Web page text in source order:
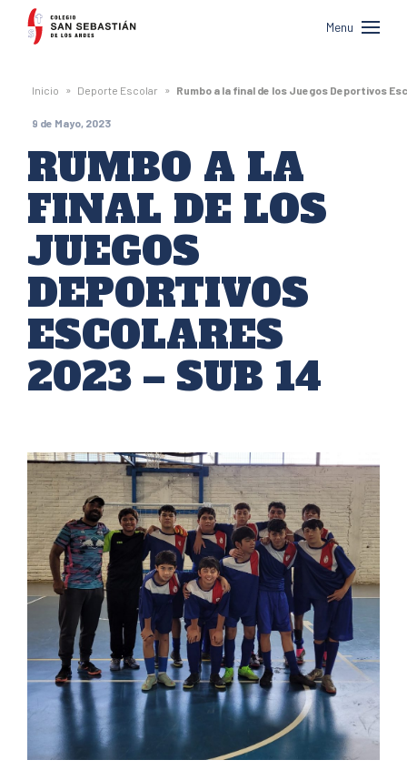
Colegio
San
Sebastián
de
Los
Andes
Menu
Inicio » Deporte Escolar » Rumbo a la final de los Juegos Deportivos
9 de Mayo, 2023
RUMBO A LA
FINAL DE LOS
JUEGOS
DEPORTIVOS
ESCOLARES
2023 – SUB 14